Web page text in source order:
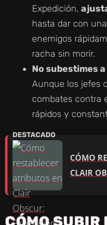
Expedición,
hasta dar con
enemigos
racha sin morir.
No subestimes
Aunque los jefes
combates contra
rápidos y
CÓMO
CLAIR
CÓMO SUBIR